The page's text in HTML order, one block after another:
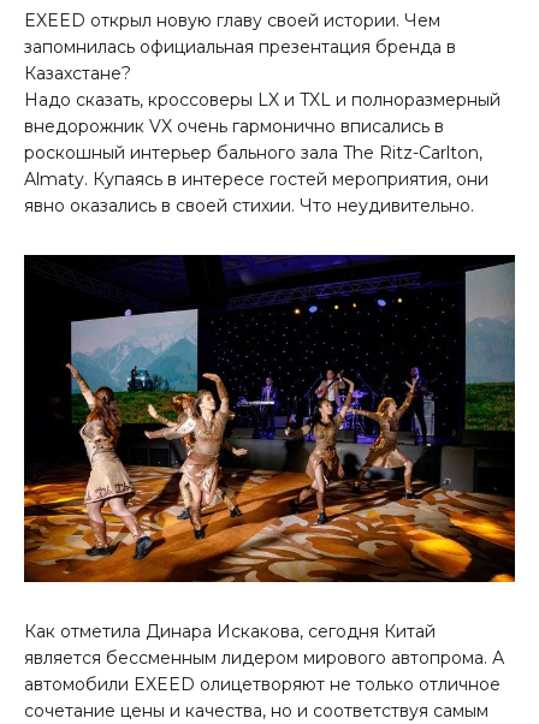
EXEED открыл новую главу своей истории. Чем
запомнилась официальная презентация бренда в
Казахстане?
Надо сказать, кроссоверы LX и TXL и полноразмерный
внедорожник VX очень гармонично вписались в
роскошный интерьер бального зала The Ritz-Carlton,
Almaty. Купаясь в интересе гостей мероприятия, они
явно оказались в своей стихии. Что неудивительно.
Как отметила Динара Искакова, сегодня Китай
является бессменным лидером мирового автопрома. А
автомобили EXEED олицетворяют не только отличное
сочетание цены и качества, но и соответствуя самым